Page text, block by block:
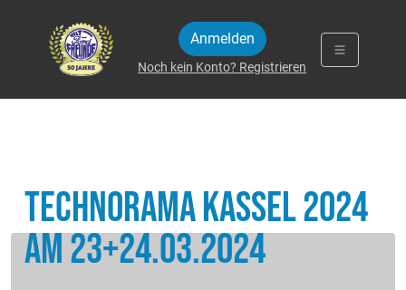
Anmelden
Noch kein Konto? Registrieren
Technorama Kassel 2024
am 23+24.03.2024